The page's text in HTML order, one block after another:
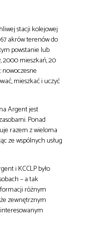
stacji kolejowej
akrów terenów do
powstanie lub
2000 mieszkań, 20
mieszkać i uczyć
Argent jest
Ponad
razem z wieloma
ze wspólnych usług
i KCCLP było
– a tak
różnym
zewnętrznym